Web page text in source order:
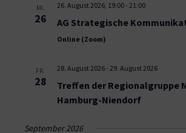
MI.
26
26. August 2026, 19:00- 21:00
AG Strategische
Online (Zoom)
FR.
28
28. August 2026- 29. August 2026
Treffen der Regionalgruppe
Hamburg-Niendorf
September 2026